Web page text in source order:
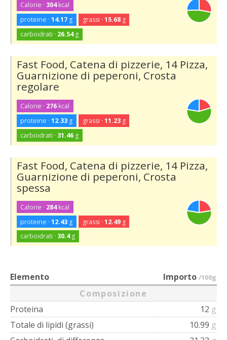
Calorie · 304kcal
proteine ·14.17 g grassi · 15.68g
carboidrati · 26.54g
Fast Food, Catena di pizzerie, 14 Pizza,
Guarnizione di peperoni, Crosta
regolare
Calorie · 276 kcal
proteine ·12.33 g grassi · 11.23g
carboidrati · 31.46 g
Fast Food, Catena di pizzerie, 14 Pizza,
Guarnizione di peperoni, Crosta
spessa
Calorie · 284kcal
proteine ·12.43 g grassi · 12.49g
carboidrati · 30.4g
Elemento Importo /100g
Composizione
Proteina
12 g
Totale di lipidi (grassi)
10.99 g